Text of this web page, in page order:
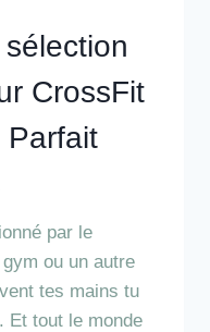
CrossFit
Parfait
par le
ou un autre
tes mains tu
Et tout le monde